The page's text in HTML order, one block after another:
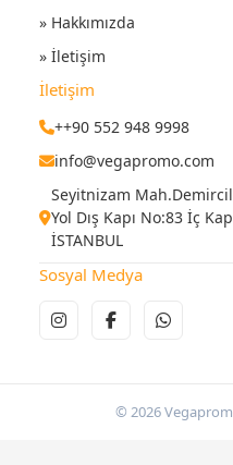
» Hakkımızda
» İletişim
İletişim
++90 552 948 9998
info@vegapromo.com
Seyitnizam
Yol Dış Kapı No:83 İç
İSTANBUL
Sosyal Medya
© 2026